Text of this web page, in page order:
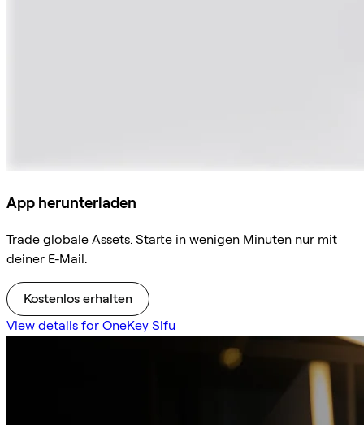
App herunterladen
Trade globale Assets. Starte in wenigen Minuten nur mit
deiner E-Mail.
Kostenlos erhalten
View details for OneKey Sifu